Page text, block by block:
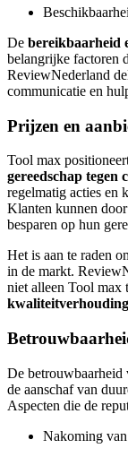
De bereikbaarheid
belangrijke factoren
ReviewNederland
communicatie en
Prijzen en
Tool max
gereedschap tegen
regelmatig acties en
Klanten kunnen
besparen op hun
Het is aan te raden
in de markt.
niet alleen Tool max
kwaliteitverhouding
De betrouwbaarheid
de aanschaf van
Aspecten die de
Nakoming